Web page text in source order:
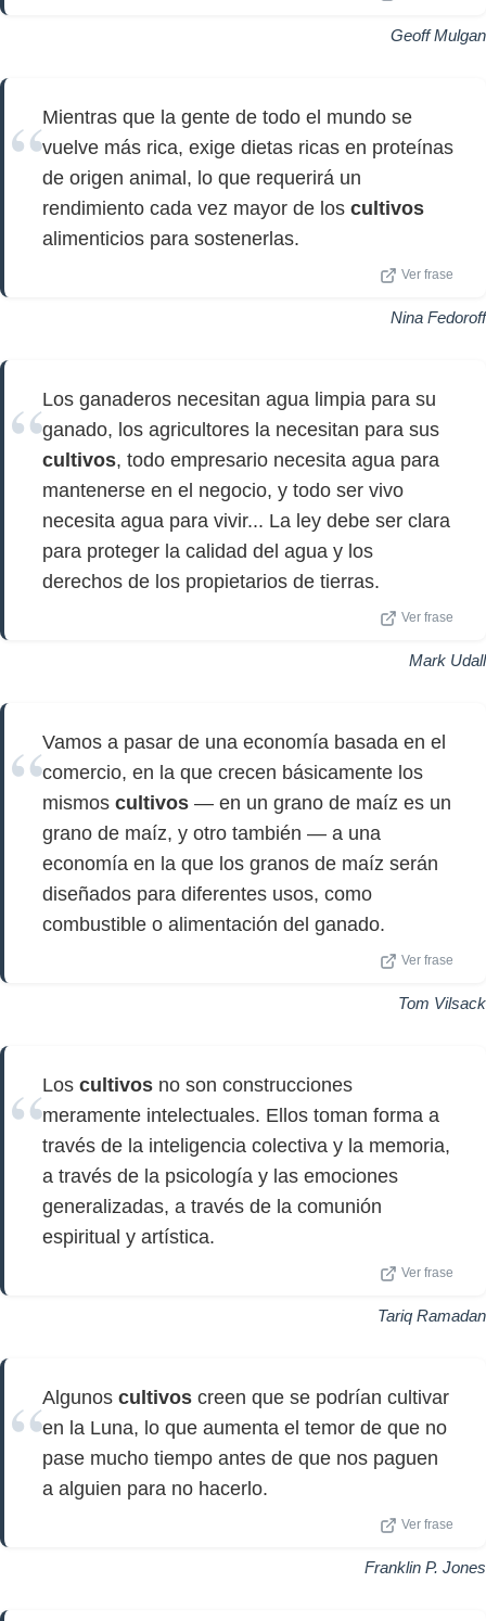
Geoff Mulgan
Mientras que la gente de todo el mundo se
vuelve más rica, exige dietas ricas en proteínas
de origen animal, lo que requerirá un
rendimiento cada vez mayor de los cultivos
alimenticios para sostenerlas.
Ver frase
Nina Fedoroff
Los ganaderos necesitan agua limpia para su
ganado, los agricultores la necesitan para sus
cultivos, todo empresario necesita agua para
mantenerse en el negocio, y todo ser vivo
necesita agua para vivir... La ley debe ser clara
para proteger la calidad del agua y los
derechos de los propietarios de tierras.
Ver frase
Mark Udall
Vamos a pasar de una economía basada en el
comercio, en la que crecen básicamente los
mismos cultivos — en un grano de maíz es un
grano de maíz, y otro también — a una
economía en la que los granos de maíz serán
diseñados para diferentes usos, como
combustible o alimentación del ganado.
Ver frase
Tom Vilsack
Los cultivos no son construcciones
meramente intelectuales. Ellos toman forma a
través de la inteligencia colectiva y la memoria,
a través de la psicología y las emociones
generalizadas, a través de la comunión
espiritual y artística.
Ver frase
Tariq Ramadan
Algunos cultivos creen que se podrían cultivar
en la Luna, lo que aumenta el temor de que no
pase mucho tiempo antes de que nos paguen
a alguien para no hacerlo.
Ver frase
Franklin P. Jones